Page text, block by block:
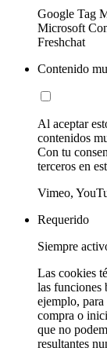
Google Tag
Microsoft
Freshchat
Contenido
Al aceptar
contenidos
Con tu
terceros en
Vimeo,
Requerido
Siempre
Las cookies
las funciones
ejemplo,
compra o
que no
resultantes